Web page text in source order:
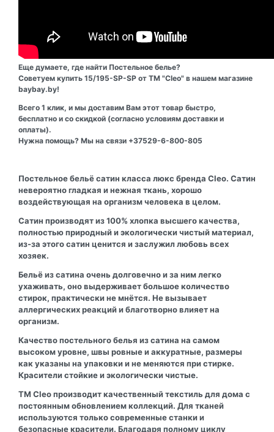
Еще думаете, где найти Постельное белье?
Советуем купить 15/195-SP-SP от ТМ "Cleo" в нашем магазине
baybay.by!
Всего 1 клик, и мы доставим Вам этот товар быстро,
бесплатно и со скидкой (согласно условиям доставки и
оплаты).
Нужна помощь? Мы на связи +37529-6-800-805
Постельное бельё сатин класса люкс бренда Cleo. Сатин
невероятно гладкая и нежная ткань, хорошо
воздействующая на организм человека в целом.
Сатин производят из 100% хлопка высшего качества,
полностью природный и экологически чистый материал,
из-за этого сатин ценится и заслужил любовь всех
хозяек.
Бельё из сатина очень долговечно и за ним легко
ухаживать, оно выдерживает большое количество
стирок, практически не мнётся. Не вызывает
аллергических реакций и благотворно влияет на
организм.
Качество постельного белья из сатина на самом
высоком уровне, швы ровные и аккуратные, размеры
как указаны на упаковки и не меняются при стирке.
Красители стойкие и экологически чистые.
ТМ Cleo производит качественный текстиль для дома с
постоянным обновлением коллекций. Для тканей
используются только современные станки и
безопасные красители. Благодаря полному циклу